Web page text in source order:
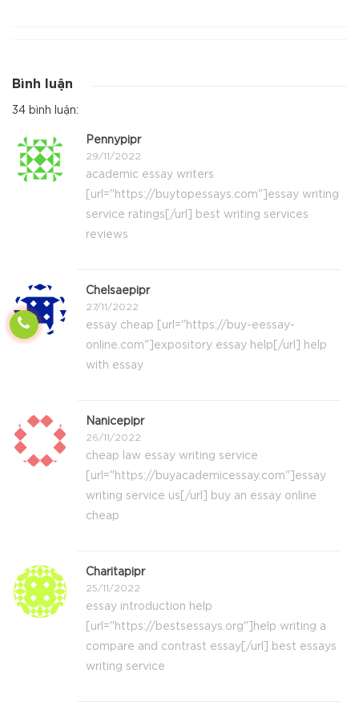
Bình luận
34 bình luận:
Pennypipr
29/11/2022
academic essay writers
[url="https://buytopessays.com"]essay writing
service ratings[/url] best writing services
reviews
Chelsaepipr
27/11/2022
essay cheap [url="https://buy-eessay-
online.com"]expository essay help[/url] help
with essay
Nanicepipr
26/11/2022
cheap law essay writing service
[url="https://buyacademicessay.com"]essay
writing service us[/url] buy an essay online
cheap
Charitapipr
25/11/2022
essay introduction help
[url="https://bestsessays.org"]help writing a
compare and contrast essay[/url] best essays
writing service